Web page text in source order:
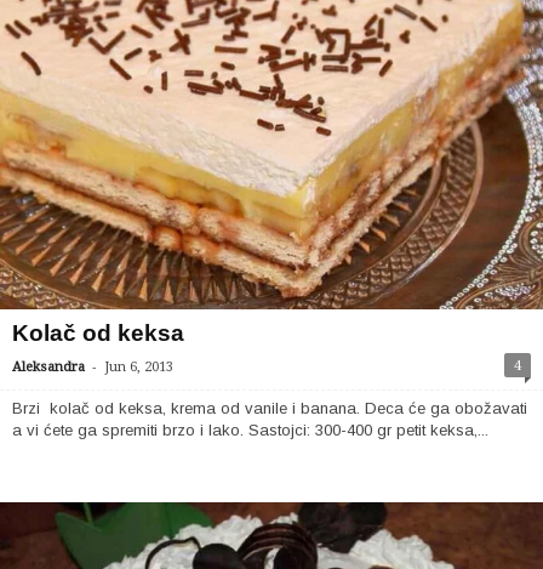
Kolač od keksa
Aleksandra - Jun 6, 2013 4
Brzi kolač od keksa, krema od vanile i banana. Deca će ga obožavati
a vi ćete ga spremiti brzo i lako. Sastojci: 300-400 gr petit keksa,...